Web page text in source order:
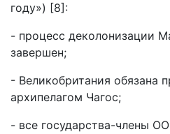
году») [8]:
- процесс деколонизации
завершен;
- Великобритания обязана
архипелагом Чагос;
- все государства-члены